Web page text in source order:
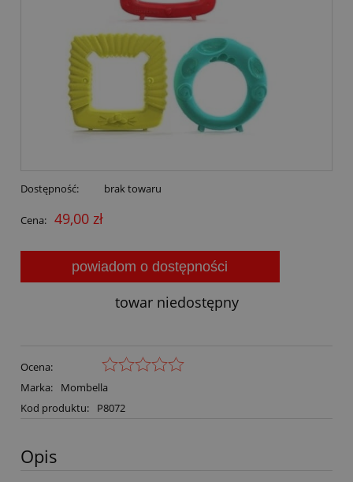
Dostępność: brak towaru
Cena: 49,00 zł
powiadom o dostępności
towar niedostępny
Ocena:
Marka:
Mombella
Kod produktu:
P8072
Opis